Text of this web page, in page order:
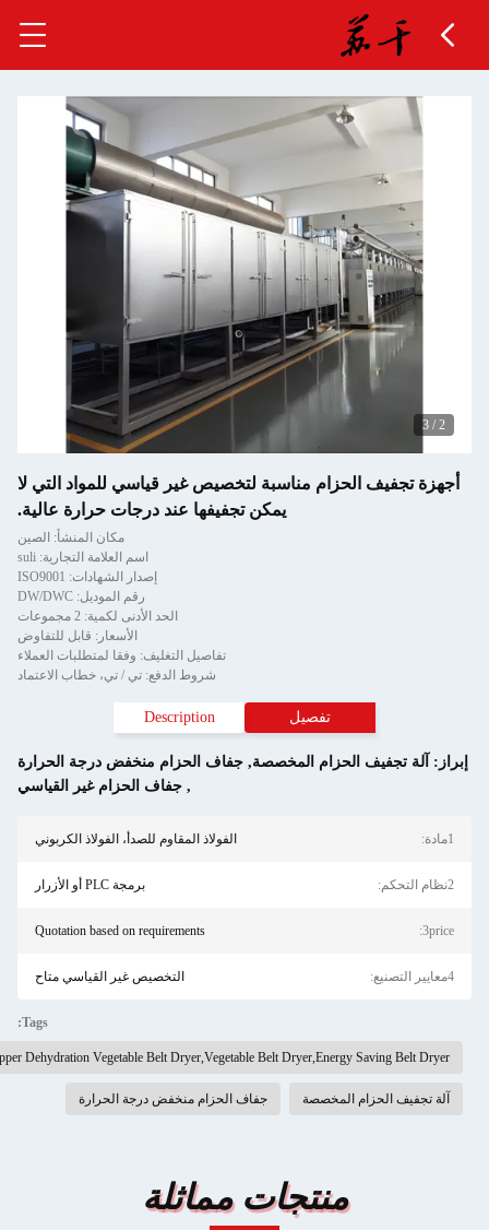
الحزام مناسبة لتخصيص غير قياسي للمواد التي لا
يمكن تجفيفها عند درجات حرارة عالية.
الأسعار: قابل للتفاوض
تفاصيل التغليف: وفقا لمتطلبات العملاء
شروط الدفع: تي / تي، خطاب الاعتماد
Description
الحزام المخصصة ,جفاف الحزام منخفض درجة الحرارة
جفاف الحزام غير القياسي
الفولاذ المقاوم للصدأ، الفولاذ الكربوني
Quotation based on requirements
التخصيص غير القياسي متاح
Multifunctional Pepper Dehydration Vegetable Belt Dryer,Vegetable Belt Dryer,Energy
المخصصة جفاف الحزام منخفض درجة الحرارة
منتجات مماثلة